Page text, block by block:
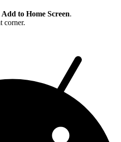
Add to Home Screen.
corner.